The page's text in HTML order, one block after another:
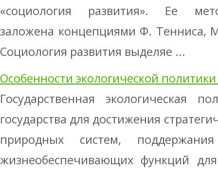
«социология развития». Ее
заложена концепциями Ф. Тенниса,
Социология развития выделяе ...
Особенности экологической
Государственная экологическая
государства для достижения
природных систем,
жизнеобеспечивающих функций